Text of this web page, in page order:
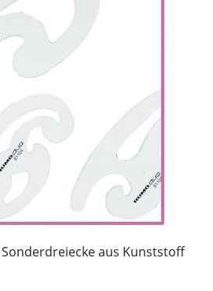
Händler
Kontakt
aus Kunststoff